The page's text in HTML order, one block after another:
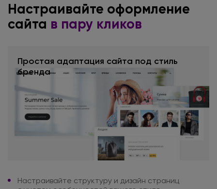
Настраивайте оформление
сайта в пару кликов
Простая адаптация сайта под стиль
бренда
Настраивайте структуру и дизайн страниц